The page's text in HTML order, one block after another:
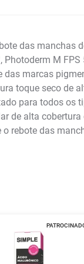
das manchas
M
marcas
toque seco de
para todos os
de alta
rebote das